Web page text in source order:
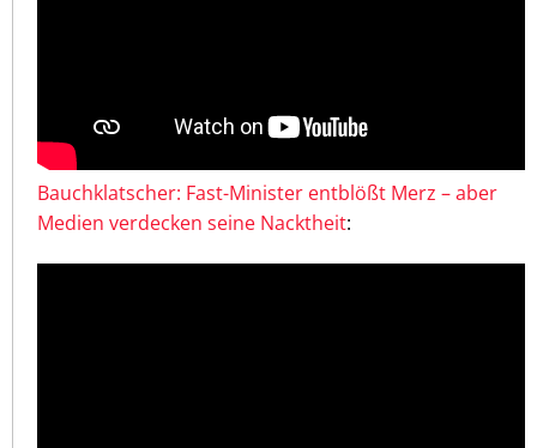
Bauchklatscher: Fast-Minister entblößt Merz – aber
Medien verdecken seine Nacktheit: